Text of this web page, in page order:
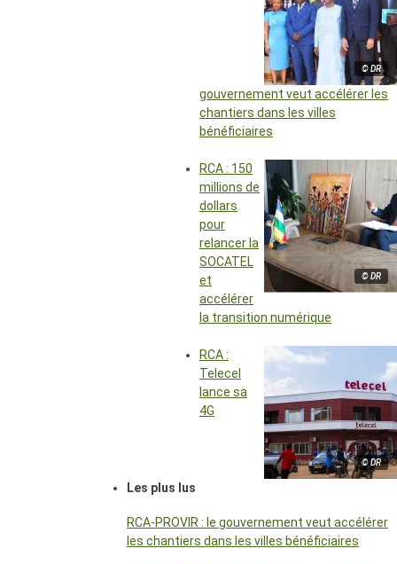
© DR
gouvernement veut accélérer les
chantiers dans les villes
bénéficiaires
© DR
RCA : 150
millions de
dollars
pour
relancer la
SOCATEL
et
accélérer
la transition numérique
© DR
RCA :
Telecel
lance sa
4G
Les plus lus
RCA-PROVIR : le gouvernement veut accélérer
les chantiers dans les villes bénéficiaires